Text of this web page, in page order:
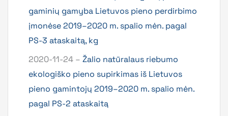
gaminių gamyba Lietuvos pieno perdirbimo
įmonėse 2019–2020 m. spalio mėn. pagal
PS-3 ataskaitą, kg
2020-11-24 – Žalio natūralaus riebumo
ekologiško pieno supirkimas iš Lietuvos
pieno gamintojų 2019–2020 m. spalio mėn.
pagal PS-2 ataskaitą